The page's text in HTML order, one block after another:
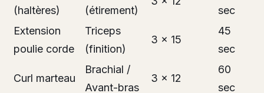
(haltères)
(étirement)
sec
Extension
poulie corde
Triceps
(finition)
3 x 15
45
sec
Curl marteau
Brachial /
Avant-bras
3 x 12
60
sec